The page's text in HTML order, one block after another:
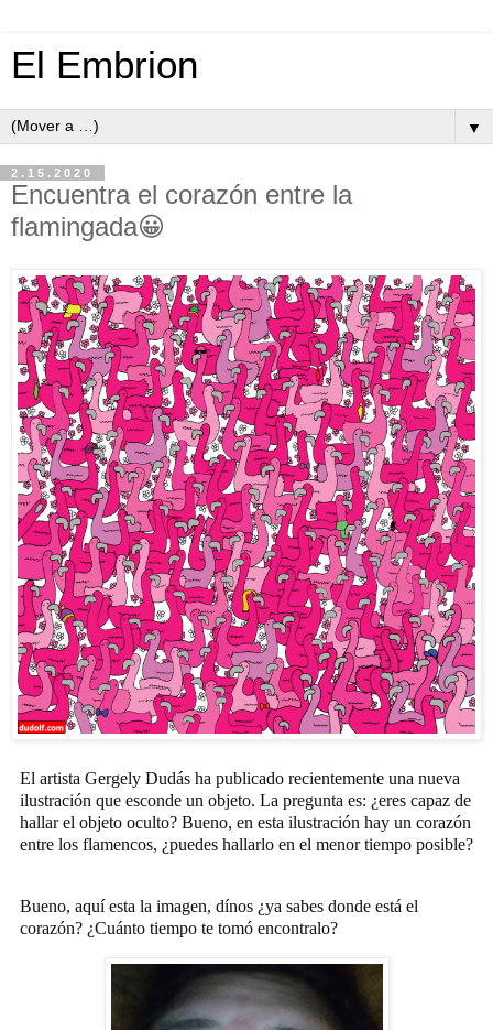
El Embrion
▼
2.15.2020
Encuentra el corazón entre la
flamingada😀
El artista Gergely Dudás ha publicado recientemente una nueva
ilustración que esconde un objeto. La pregunta es: ¿eres capaz de
hallar el objeto oculto? Bueno, en esta ilustración hay un corazón
entre los flamencos, ¿puedes hallarlo en el menor tiempo posible?
Bueno, aquí esta la imagen, dínos ¿ya sabes donde está el
corazón? ¿Cuánto tiempo te tomó encontralo?